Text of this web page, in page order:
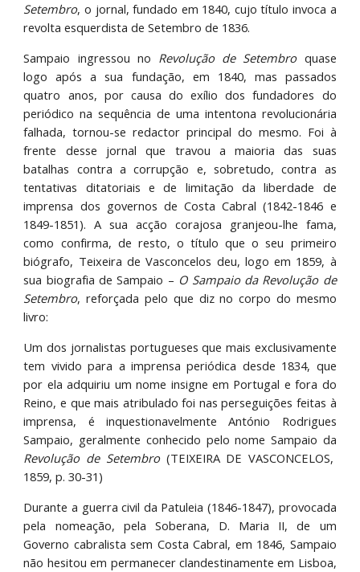
Setembro, o jornal, fundado em 1840, cujo título invoca a
revolta esquerdista de Setembro de 1836.
Sampaio ingressou no Revolução de Setembro quase
logo após a sua fundação, em 1840, mas passados
quatro anos, por causa do exílio dos fundadores do
periódico na sequência de uma intentona revolucionária
falhada, tornou-se redactor principal do mesmo. Foi à
frente desse jornal que travou a maioria das suas
batalhas contra a corrupção e, sobretudo, contra as
tentativas ditatoriais e de limitação da liberdade de
imprensa dos governos de Costa Cabral (1842-1846 e
1849-1851). A sua acção corajosa granjeou-lhe fama,
como confirma, de resto, o título que o seu primeiro
biógrafo, Teixeira de Vasconcelos deu, logo em 1859, à
sua biografia de Sampaio – O Sampaio da Revolução de
Setembro, reforçada pelo que diz no corpo do mesmo
livro:
Um dos jornalistas portugueses que mais exclusivamente
tem vivido para a imprensa periódica desde 1834, que
por ela adquiriu um nome insigne em Portugal e fora do
Reino, e que mais atribulado foi nas perseguições feitas à
imprensa, é inquestionavelmente António Rodrigues
Sampaio, geralmente conhecido pelo nome Sampaio da
Revolução de Setembro (TEIXEIRA DE VASCONCELOS,
1859, p. 30-31)
Durante a guerra civil da Patuleia (1846-1847), provocada
pela nomeação, pela Soberana, D. Maria II, de um
Governo cabralista sem Costa Cabral, em 1846, Sampaio
não hesitou em permanecer clandestinamente em Lisboa,